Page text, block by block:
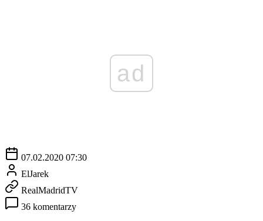
ad
07.02.2020 07:30
ElJarek
RealMadridTV
36 komentarzy